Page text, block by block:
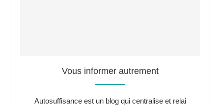
Vous informer autrement
Autosuffisance est un blog qui centralise et relai